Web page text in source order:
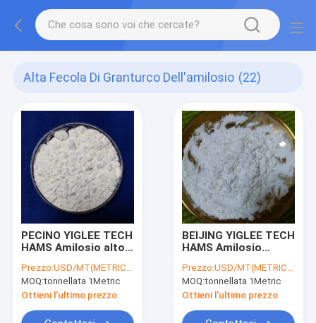
Alta Fecola Di Granturco Dell'amilosio (22)
PECINO YIGLEE TECH
HAMS Amilosio alto
di mais HAMS Non
OGM
Prezzo:USD/MT(METRIC TON)
MOQ:tonnellata 1Metric
Ottieni l'ultimo prezzo
BEIJING YIGLEE TECH
HAMS Amilosio
mais Amido di mais
Non OGM Amido
resistente a basso IG
Prezzo:USD/MT(METRIC TON)
MOQ:tonnellata 1Metric
Ottieni l'ultimo prezzo